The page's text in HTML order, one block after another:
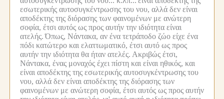
εσωτερικής αυτοσυγκέντρωσης του νου, αλλά δεν είναι
αποδέκτης της διόρασης των φαινομένων με ανώτερη
σοφία, έτσι αυτός ως προς αυτήν την ιδιότητα είναι
ατελής. Όπως, Νάντακα, αν ένα τετράποδο ζώο είχε ένα
πόδι κατώτερο και ελαττωματικό, έτσι αυτό ως προς
αυτήν την ιδιότητα θα ήταν ατελές. Ακριβώς έτσι,
Νάντακα, ένας μοναχός έχει πίστη και είναι ηθικός, και
είναι αποδέκτης της εσωτερικής αυτοσυγκέντρωσης του
νου, αλλά δεν είναι αποδέκτης της διόρασης των
φαινομένων με ανώτερη σοφία, έτσι αυτός ως προς αυτήν